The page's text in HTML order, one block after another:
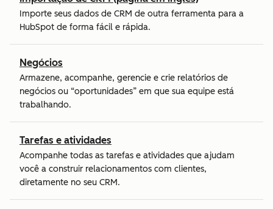
Importe seus dados de CRM de outra ferramenta para a
HubSpot de forma fácil e rápida.
Negócios
Armazene, acompanhe, gerencie e crie relatórios de
negócios ou “oportunidades” em que sua equipe está
trabalhando.
Tarefas e atividades
Acompanhe todas as tarefas e atividades que ajudam
você a construir relacionamentos com clientes,
diretamente no seu CRM.